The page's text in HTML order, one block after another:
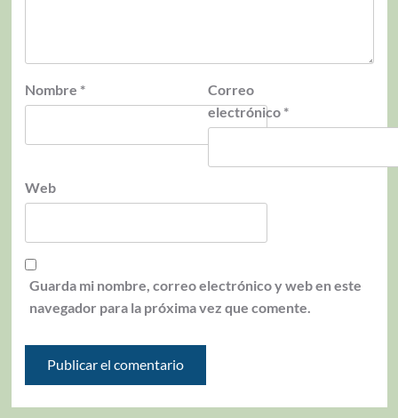
Nombre *
Correo
electrónico *
Web
Guarda mi nombre, correo electrónico y web en este
navegador para la próxima vez que comente.